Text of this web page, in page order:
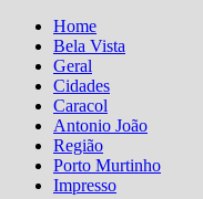
Home
Bela Vista
Geral
Cidades
Caracol
Antonio João
Região
Porto Murtinho
Impresso